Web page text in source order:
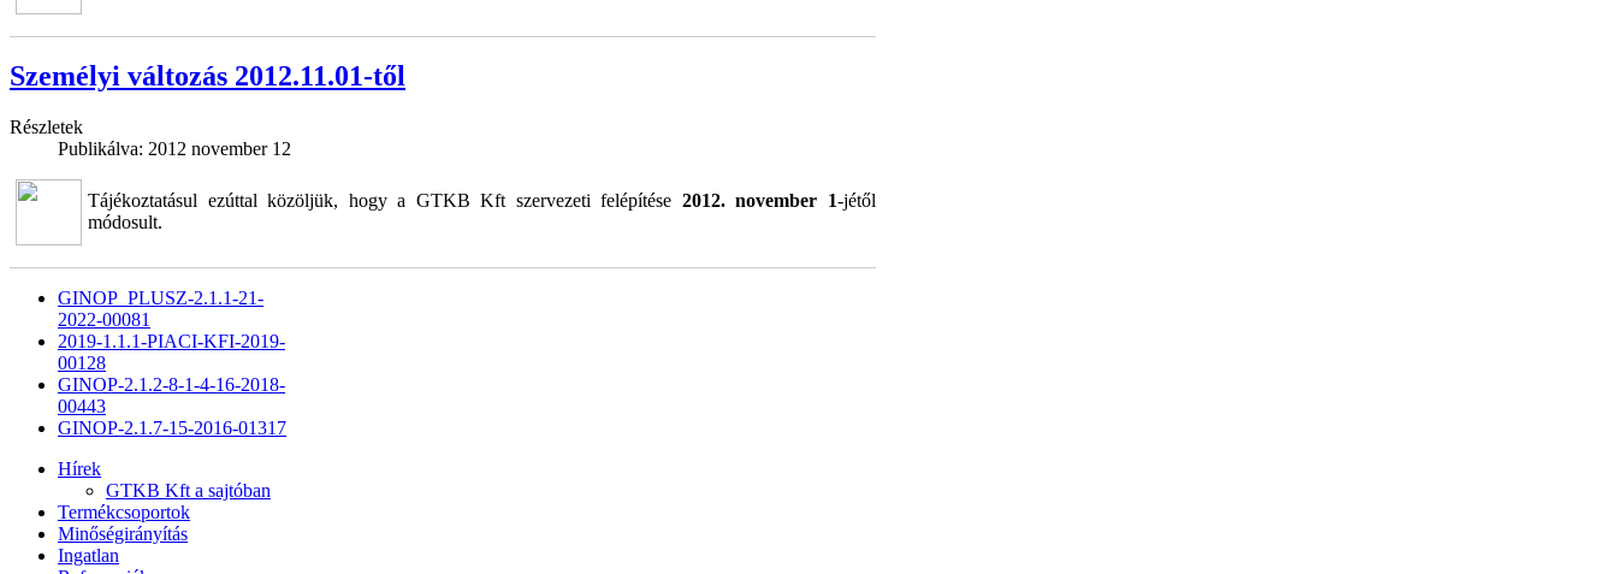
Személyi változás 2012.11.01-től
Részletek
Publikálva: 2012 november 12
Tájékoztatásul ezúttal közöljük, hogy a GTKB Kft szervezeti felépítése 2012. november 1-jétől
módosult.
GINOP_PLUSZ-2.1.1-21-
2022-00081
2019-1.1.1-PIACI-KFI-2019-
00128
GINOP-2.1.2-8-1-4-16-2018-
00443
GINOP-2.1.7-15-2016-01317
Hírek
GTKB Kft a sajtóban
Termékcsoportok
Minőségirányítás
Ingatlan